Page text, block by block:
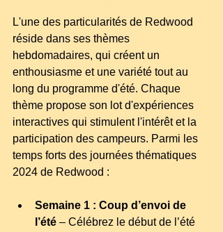
L'une des particularités de Redwood
réside dans ses thèmes
hebdomadaires, qui créent un
enthousiasme et une variété tout au
long du programme d'été. Chaque
thème propose son lot d'expériences
interactives qui stimulent l'intérêt et la
participation des campeurs. Parmi les
temps forts des journées thématiques
2024 de Redwood :
Semaine 1 : Coup d’envoi de
l’été – Célébrez le début de l’été